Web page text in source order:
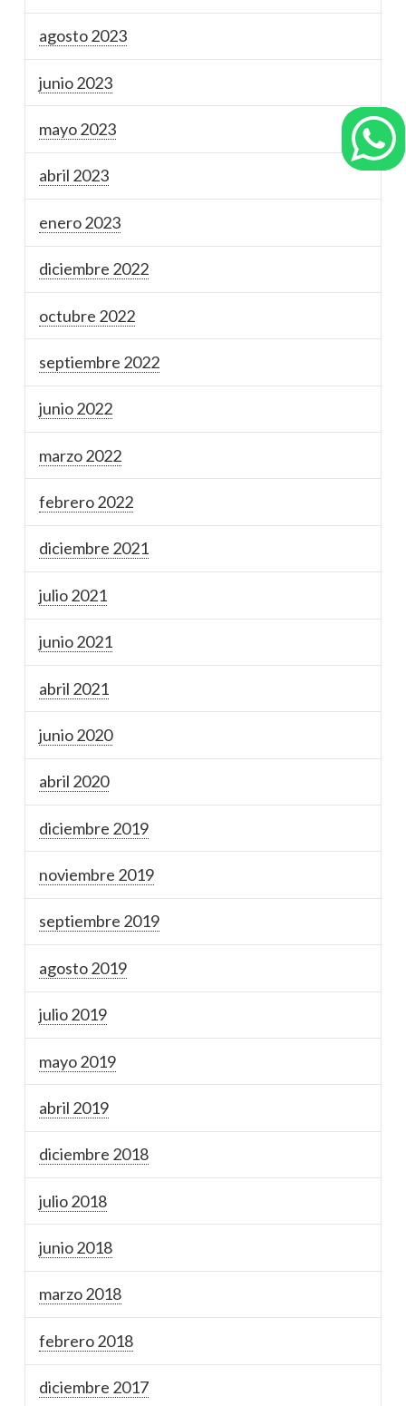
agosto 2023
junio 2023
mayo 2023
abril 2023
enero 2023
diciembre 2022
octubre 2022
septiembre 2022
junio 2022
marzo 2022
febrero 2022
diciembre 2021
julio 2021
junio 2021
abril 2021
junio 2020
abril 2020
diciembre 2019
noviembre 2019
septiembre 2019
agosto 2019
julio 2019
mayo 2019
abril 2019
diciembre 2018
julio 2018
junio 2018
marzo 2018
febrero 2018
diciembre 2017